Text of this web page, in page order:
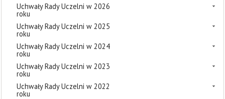
Uchwały Rady Uczelni w 2026
roku
Uchwały Rady Uczelni w 2025
roku
Uchwały Rady Uczelni w 2024
roku
Uchwały Rady Uczelni w 2023
roku
Uchwały Rady Uczelni w 2022
roku